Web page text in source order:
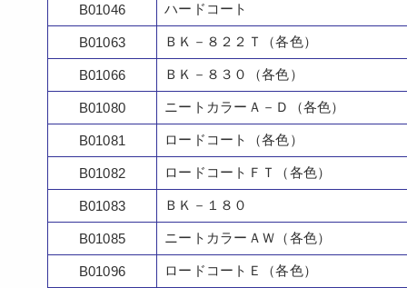
B01046 ハードコート
B01063 ＢＫ－８２２Ｔ（各色）
B01066 ＢＫ－８３０（各色）
B01080 ニートカラーＡ－Ｄ（各色）
B01081 ロードコート（各色）
B01082 ロードコートＦＴ（各色）
B01083 ＢＫ－１８０
B01085 ニートカラーＡＷ（各色）
B01096 ロードコートＥ（各色）